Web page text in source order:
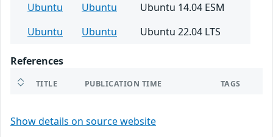
Ubuntu
Ubuntu
Ubuntu 14.04 ESM
Ubuntu
Ubuntu Ubuntu 22.04 LTS
References
TITLE PUBLICATION TIME TAGS
Show details on source website